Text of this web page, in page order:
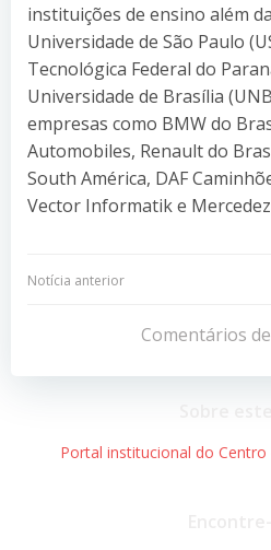
instituições de ensino além
Universidade de São Paulo
Tecnológica Federal do
Universidade de Brasília
empresas como BMW do
Automobiles, Renault do
South América, DAF
Vector Informatik e
Navegação
Post
Notícia anterior
Comentários
Portal institucional do